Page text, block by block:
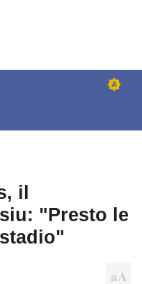
il
"Presto le